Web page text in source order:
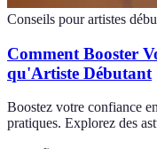
Conseils pour artistes
Comment Booster
qu'Artiste Débutant
Boostez votre confiance
pratiques. Explorez des